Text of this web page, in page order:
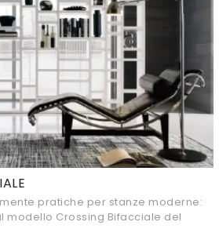
pratiche per stanze moderne:
modello Crossing Bifacciale del